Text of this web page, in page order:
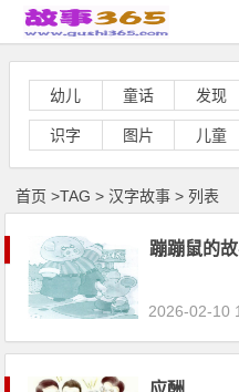
幼儿 童话 发现
识字 图片 儿童
首页 >TAG >汉字故事 > 列表
蹦蹦鼠的
2026-02-10